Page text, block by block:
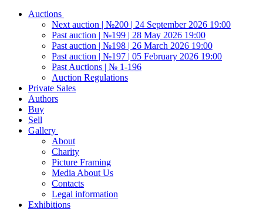
Auctions
Next auction | №200 | 24 September 2026 19:00
Past auction | №199 | 28 May 2026 19:00
Past auction | №198 | 26 March 2026 19:00
Past auction | №197 | 05 February 2026 19:00
Past Auctions | № 1-196
Auction Regulations
Private Sales
Authors
Buy
Sell
Gallery
About
Charity
Picture Framing
Media About Us
Contacts
Legal information
Exhibitions